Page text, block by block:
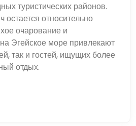
туристических районов.
остается относительно
очарование и
Эгейское море привлекают
так и гостей, ищущих более
отдых.